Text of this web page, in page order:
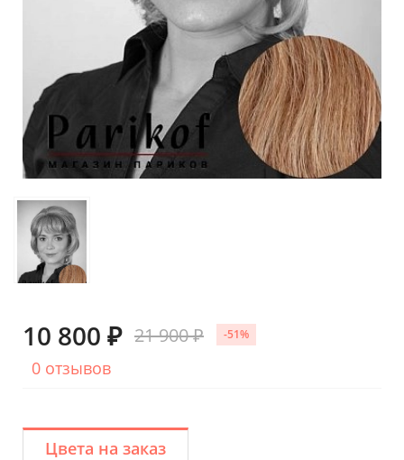
10 800 ₽ 21 900 ₽ -51%
0 отзывов
Цвета на заказ